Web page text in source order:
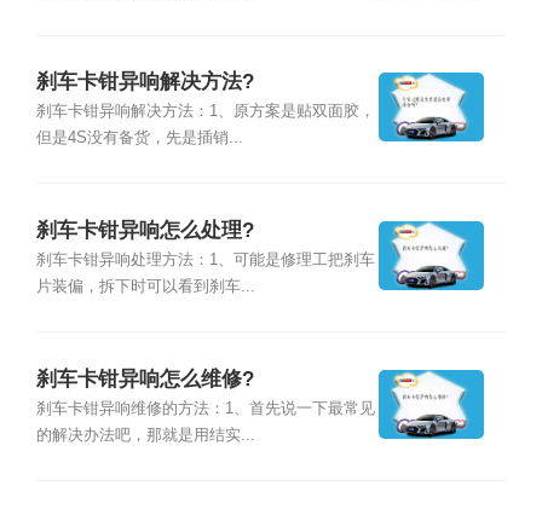
刹车卡钳异响解决方法?
刹车卡钳异响解决方法：1、原方案是贴双面胶，
但是4S没有备货，先是插销...
刹车卡钳异响怎么处理?
刹车卡钳异响处理方法：1、可能是修理工把刹车
片装偏，拆下时可以看到刹车...
刹车卡钳异响怎么维修?
刹车卡钳异响维修的方法：1、首先说一下最常见
的解决办法吧，那就是用结实...